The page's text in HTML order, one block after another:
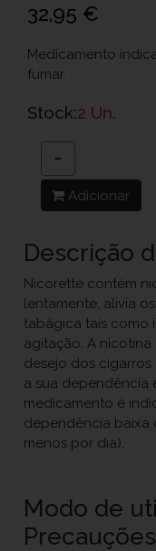
32,95 €
Medicamento
fumar.
Stock:2 Un.
−
Adicionar
Descrição
Nicorette contém
lentamente, alivia
tabágica tais como
agitação. A nicotina
desejo dos
a sua dependência
medicamento é
dependência baixa
menos por dia).
Modo de
Precauções